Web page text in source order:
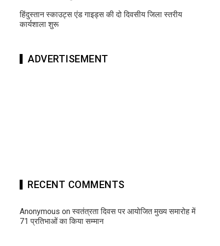
हिंदुस्तान स्काउट्स एंड गाइड्स की दो दिवसीय जिला स्तरीय
कार्यशाला शुरू
ADVERTISEMENT
RECENT COMMENTS
Anonymous onस्वतंत्रता दिवस पर आयोजित मुख्य समारोह में
71 प्रतिभाओं का किया सम्मान